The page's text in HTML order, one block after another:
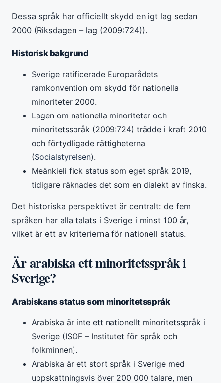
Dessa språk har officiellt skydd enligt lag sedan
2000 (Riksdagen – lag (2009:724)).
Historisk bakgrund
Sverige ratificerade Europarådets
ramkonvention om skydd för nationella
minoriteter 2000.
Lagen om nationella minoriteter och
minoritetsspråk (2009:724) trädde i kraft 2010
och förtydligade rättigheterna
(Socialstyrelsen).
Meänkieli fick status som eget språk 2019,
tidigare räknades det som en dialekt av finska.
Det historiska perspektivet är centralt: de fem
språken har alla talats i Sverige i minst 100 år,
vilket är ett av kriterierna för nationell status.
Är arabiska ett minoritetsspråk i
Sverige?
Arabiskans status som minoritetsspråk
Arabiska är inte ett nationellt minoritetsspråk i
Sverige (ISOF – Institutet för språk och
folkminnen).
Arabiska är ett stort språk i Sverige med
uppskattningsvis över 200 000 talare, men